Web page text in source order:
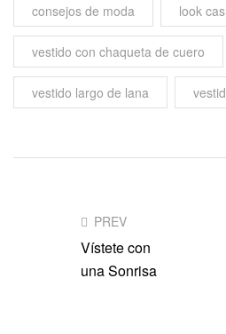
consejos de moda look
vestido con chaqueta de cuero
vestido largo de lana
PREV
Vístete con
una Sonrisa